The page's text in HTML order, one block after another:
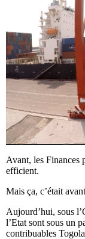
Avant, les Finances
efficient.
Mais ça, c’était
Aujourd’hui, sous
l’Etat sont sous un
contribuables